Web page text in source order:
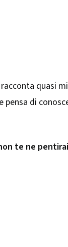
quasi
pensa di
te ne